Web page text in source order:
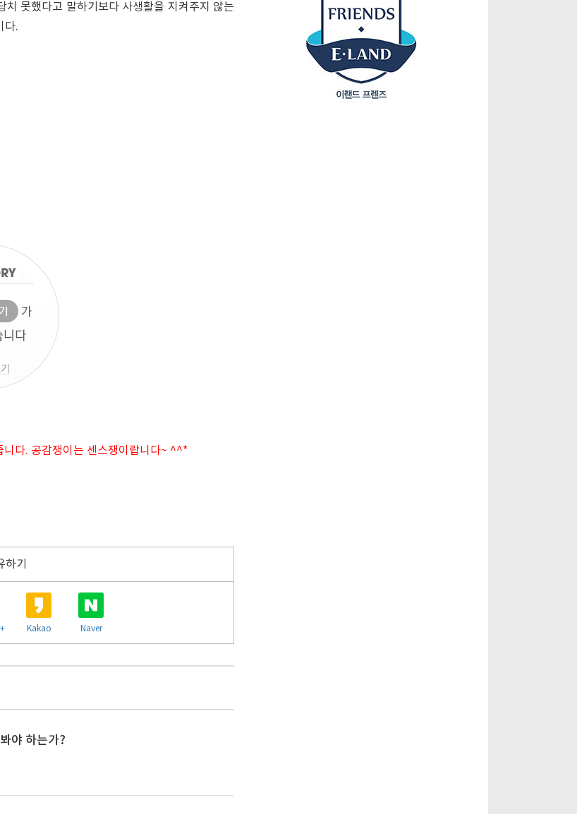
못했다고 말하기보다 사생활을 지켜주지 않는
다.
다. 공감쟁이는 센스쟁이랍니다~ ^^*
하기
Kakao Naver
야 하는가?